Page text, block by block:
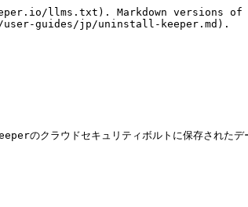
llms.txt). Markdown versions of
guides/jp/uninstall-keeper.md).
のクラウドセキュリティボルトに保存されたデ